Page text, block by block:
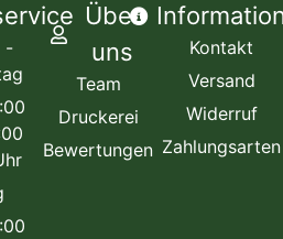
-
Über
uns
Team
Druckerei
Bewertungen
Kontakt
Versand
Widerruf
Zahlungsarten